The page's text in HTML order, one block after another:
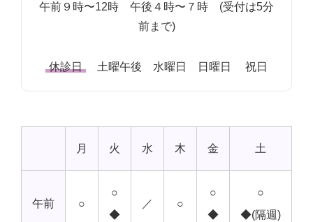
午前９時〜12時 午後４時〜７時 (受付は5分
前まで)
休診日 土曜午後 水曜日 日曜日 祝日
月 火 水 木 金 土
午前 ○
○
◆
／ ○
○
◆
○
◆(隔週)